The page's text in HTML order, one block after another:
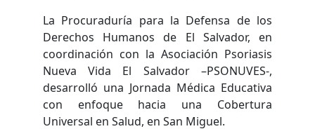
La Procuraduría para la Defensa de los
Derechos Humanos de El Salvador, en
coordinación con la Asociación Psoriasis
Nueva Vida El Salvador –PSONUVES-,
desarrolló una Jornada Médica Educativa
con enfoque hacia una Cobertura
Universal en Salud, en San Miguel.